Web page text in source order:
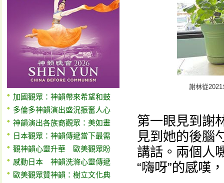
加國觀眾：神韻帶來希望和鼓
多倫多神韻演出盛況振奮人心
神韻演出各族裔觀眾：美如畫
日本觀眾：神韻傳遞當下最需
觀神韻心靈升華 歐美觀眾盼
感動日本 神韻洗滌心靈傳遞
歐美觀眾贊神韻：樹立文化典
謝林從
第一眼見到謝
見到她的後腦
講話。兩個人
“嗨呀”的感嘆